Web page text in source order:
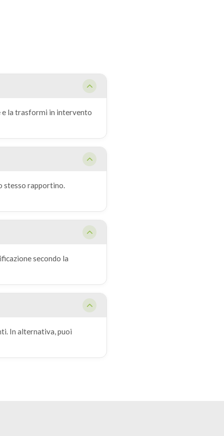
e la trasformi in intervento
stesso rapportino.
secondo la
In alternativa, puoi